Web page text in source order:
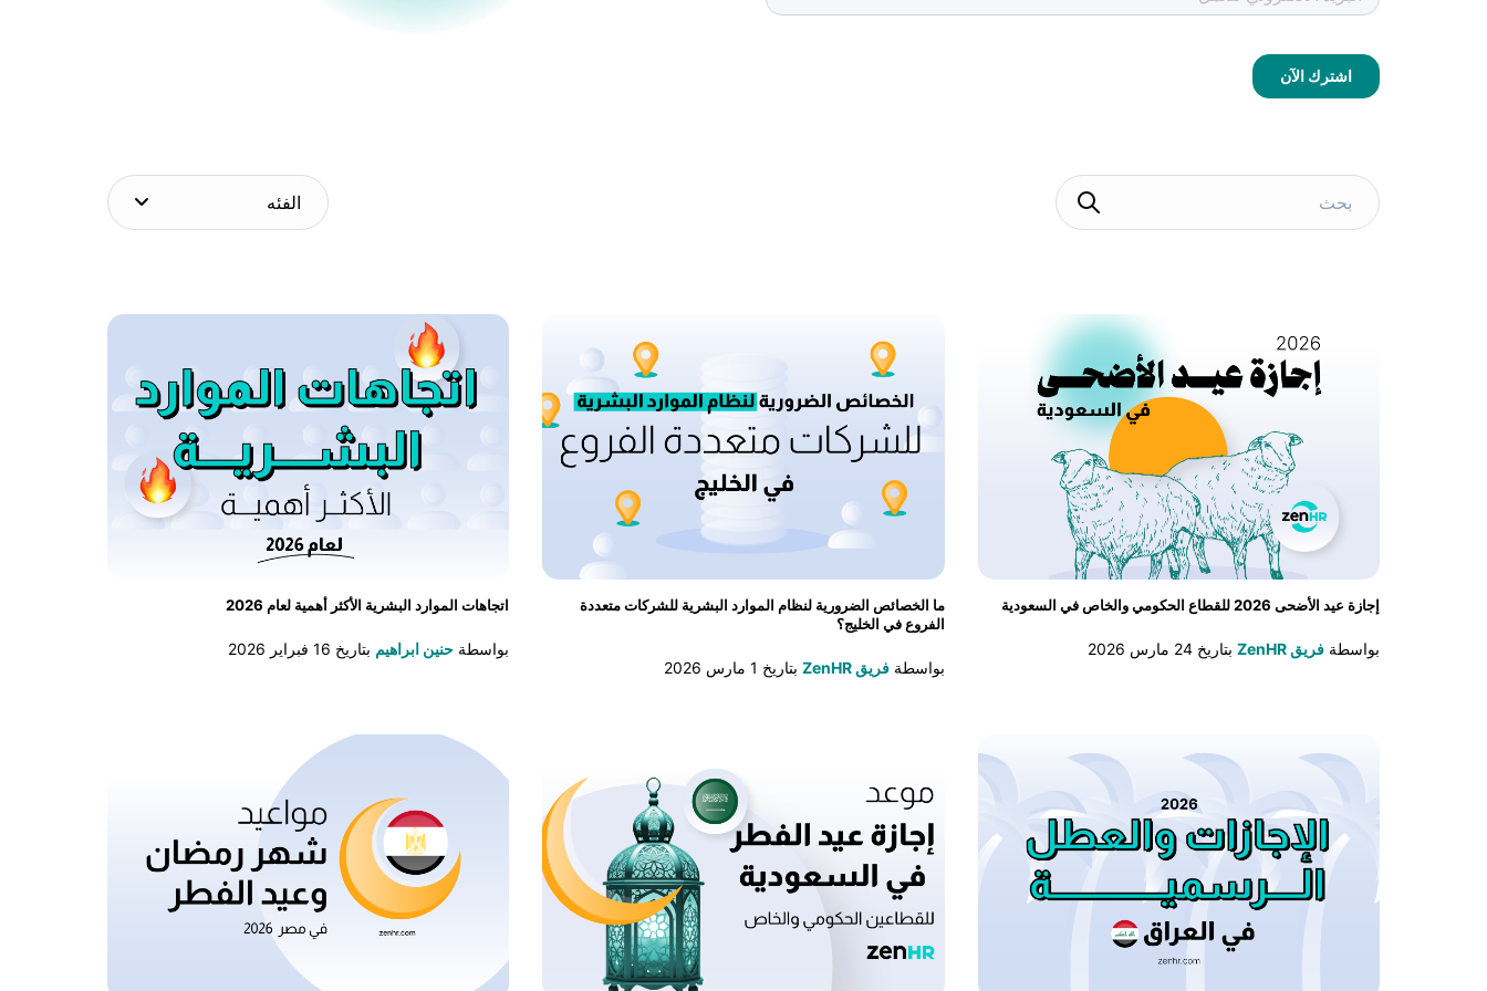
الفئه
إجازة عيد الأضحى 2026 للقطاع الحكومي والخاص في السعودية
بواسطة فريق ZenHR بتاريخ 24 مارس 2026
ما الخصائص الضرورية لنظام الموارد البشرية للشركات متعددة
الفروع في الخليج؟
بواسطةفريق ZenHR بتاريخ 1 مارس 2026
اتجاهات الموارد البشرية الأكثر أهمية لعام 2026
بواسطة حنين ابراهيم بتاريخ 16 فبراير 2026